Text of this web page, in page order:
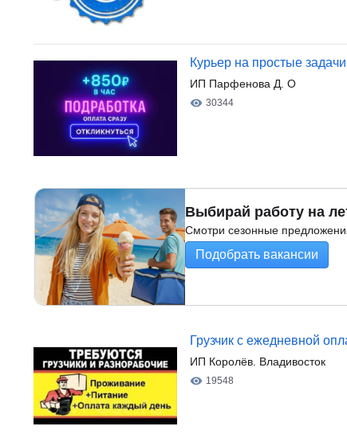
Курьер на простые
ИП Парфенова Д. О
30344
Выбирай работу на
Смотри сезонные
Подобрать вакансии
Грузчик с ежедневной
ИП Королёв. Владивосток
19548